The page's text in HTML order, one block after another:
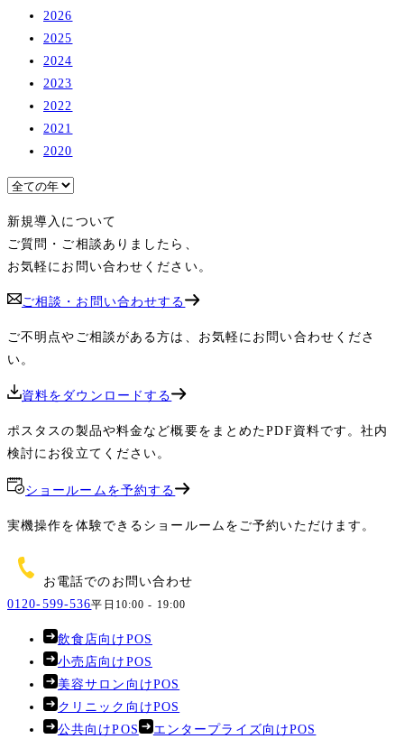
2026
2025
2024
2023
2022
2021
2020
新規導入について
ご質問・ご相談ありましたら、
お気軽にお問い合わせください。
ご相談・お問い合わせする
ご不明点やご相談がある方は、お気軽にお問い合わせくださ
い。
資料をダウンロードする
ポスタスの製品や料金など概要をまとめたPDF資料です。社内
検討にお役立てください。
ショールームを予約する
実機操作を体験できるショールームをご予約いただけます。
お電話でのお問い合わせ
0120-599-536平日10:00 - 19:00
飲食店向けPOS
小売店向けPOS
美容サロン向けPOS
クリニック向けPOS
公共向けPOS
エンタープライズ向けPOS